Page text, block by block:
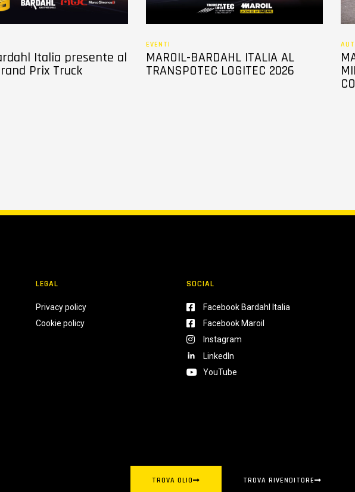
Italia presente al
Prix Truck
EVENTI
MAROIL-BARDAHL ITALIA AL
TRANSPOTEC LOGITEC 2026
LEGAL
Privacy policy
Cookie policy
SOCIAL
Facebook Bardahl Italia
Facebook Maroil
Instagram
LinkedIn
YouTube
TROVA OLIO TROVA RIVENDITORE